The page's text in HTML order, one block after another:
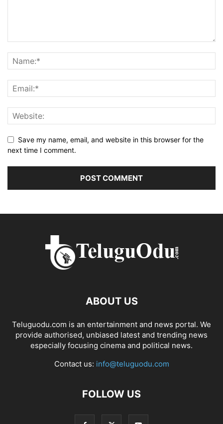
Save my name, email, and website in this browser for the
next time I comment.
ABOUT US
Teluguodu.com is an entertainment and news portal. We
provide authorised, unbiased latest and trending news
especially focusing cinema and political news.
Contact us: info@teluguodu.com
FOLLOW US